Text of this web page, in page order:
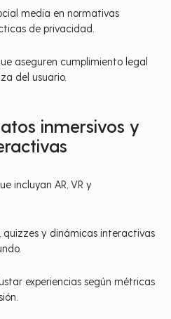
media en normativas
de privacidad.
aseguren cumplimiento legal
del usuario.
inmersivos y
incluyan AR, VR y
quizzes y dinámicas interactivas
experiencias según métricas